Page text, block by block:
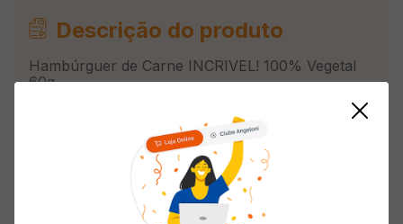
Descrição do produto
Hambúrguer de Carne INCRIVEL! 100% Vegetal
60g
Avaliações